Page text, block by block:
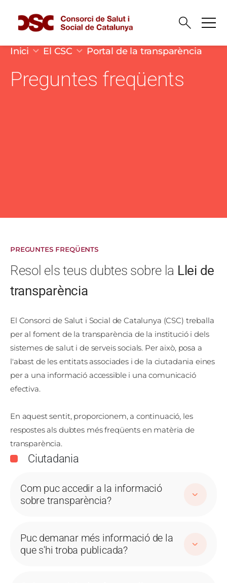
Fil d'ariadna
Inici El CSC Portal de la transparència
Preguntes freqüents
PREGUNTES FREQÜENTS
Resol els teus dubtes sobre la Llei de
transparència
El Consorci de Salut i Social de Catalunya (CSC) treballa
per al foment de la transparència de la institució i dels
sistemes de salut i de serveis socials. Per això, posa a
l'abast de les entitats associades i de la ciutadania eines
per a una informació accessible i una comunicació
efectiva.
En aquest sentit, proporcionem, a continuació, les
respostes als dubtes més freqüents en matèria de
transparència.
Ciutadania
Com puc accedir a la informació
sobre transparència?
Puc demanar més informació de la
que s'hi troba publicada?